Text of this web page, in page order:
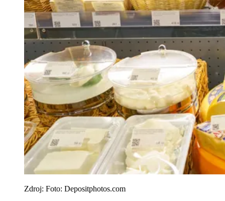
Zdroj: Foto: Depositphotos.com